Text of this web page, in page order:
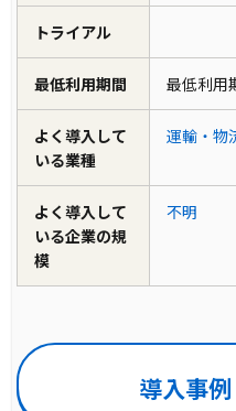
トライアル
最低利用期間 最低利用
よく導入して
いる業種
運輸・物
よく導入して
いる企業の規
模
不明
導入事例